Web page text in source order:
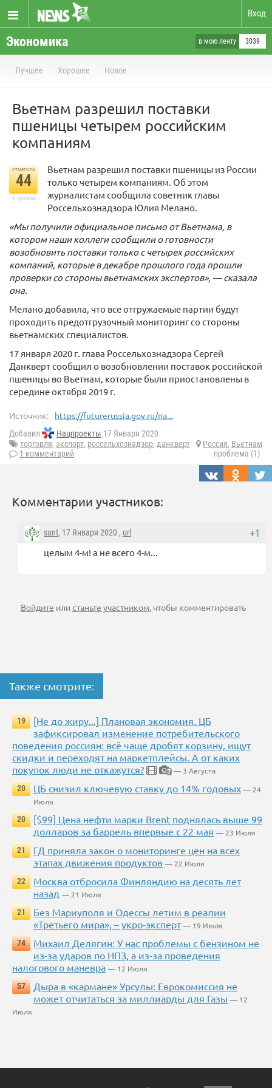
Вход
Экономика в мою ленту 3039
Лучшее Хорошее Новое
Вьетнам разрешил поставки
пшеницы четырем российским
компаниям
отметили
44
в архиве
Вьетнам разрешил поставки пшеницы из России
только четырем компаниям. Об этом
журналистам сообщила советник главы
Россельхознадзора Юлия Мелано.
«Мы получили официальное письмо от Вьетнама, в
котором наши коллеги сообщили о готовности
возобновить поставки только с четырех российских
компаний, которые в декабре прошлого года прошли
проверки со стороны вьетнамских экспертов», — сказала
она.
Мелано добавила, что все отгружаемые партии будут
проходить предотгрузочный мониторинг со стороны
вьетнамских специалистов.
17 января 2020 г. глава Россельхознадзора Сергей
Данкверт сообщил о возобновлении поставок российской
пшеницы во Вьетнам, которые были приостановлены в
середине октября 2019 г.
Источник: https://futurerussia.gov.ru/na...
Добавил Нацпроекты 17 Января 2020
торговля, экспорт, россельхознадзор, данкверт Россия, Вьетнам
1 комментарий
проблема (1)
Комментарии участников:
+1
sant, 17 Января 2020 , url
целым 4-м! а не всего 4-м...
Войдите илистаньте участником, чтобы комментировать
Также смотрите:
19
[Не до жиру...] Плановая экономия. ЦБ
зафиксировал изменение потребительского
поведения россиян: всё чаще дробят корзину, ищут
скидки и переходят на маркетплейсы. А от каких
покупок люди не откажутся?
7 — 3 Августа
20
ЦБ снизил ключевую ставку до 14% годовых — 24
Июля
20
[$99] Цена нефти марки Brent поднялась выше 99
долларов за баррель впервые с 22 мая — 23 Июля
21
ГД приняла закон о мониторинге цен на всех
этапах движения продуктов — 22 Июля
22
Москва отбросила Финляндию на десять лет
назад — 21 Июля
21
Без Мариуполя и Одессы летим в реалии
«Третьего мира», – укро-эксперт — 19 Июля
74
Михаил Делягин: У нас проблемы с бензином не
из-за ударов по НПЗ, а из-за проведения
налогового маневра — 12 Июля
57
Дыра в «кармане» Урсулы: Еврокомиссия не
может отчитаться за миллиарды для Газы — 12
Июля